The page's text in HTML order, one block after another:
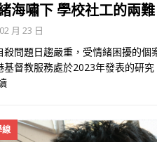
海嘯下 學校社工的兩難
月 23 日
殺問題日趨嚴重，受情緒困擾的
基督教服務處於2023年發表的研
線